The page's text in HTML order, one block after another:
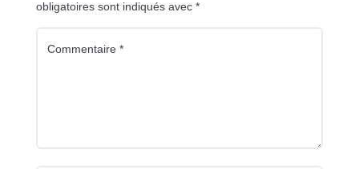
obligatoires sont indiqués avec *